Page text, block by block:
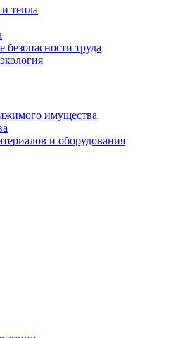
тепла
безопасности труда
имущества
и оборудования